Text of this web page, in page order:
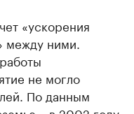
«ускорения
между ними.
не могло
По данным